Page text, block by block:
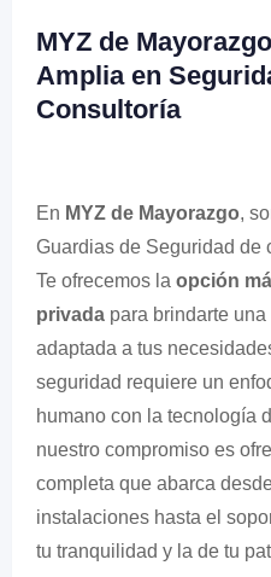
MYZ de
Amplia en
Consultoría
En MYZ de Mayorazgo,
Guardias de Seguridad de
Te ofrecemos la opción
privada para brindarte
adaptada a tus
seguridad requiere un
humano con la tecnología
nuestro compromiso es
completa que abarca
instalaciones hasta el
tu tranquilidad y la de tu